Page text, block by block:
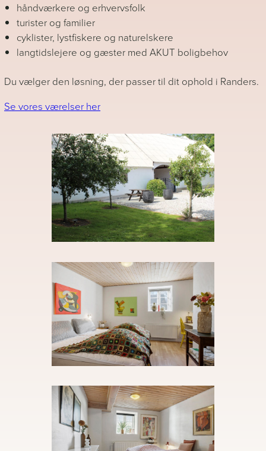
håndværkere og erhvervsfolk
turister og familier
cyklister, lystfiskere og naturelskere
langtidslejere og gæster med AKUT boligbehov
Du vælger den løsning, der passer til dit ophold i Randers.
Se vores værelser her